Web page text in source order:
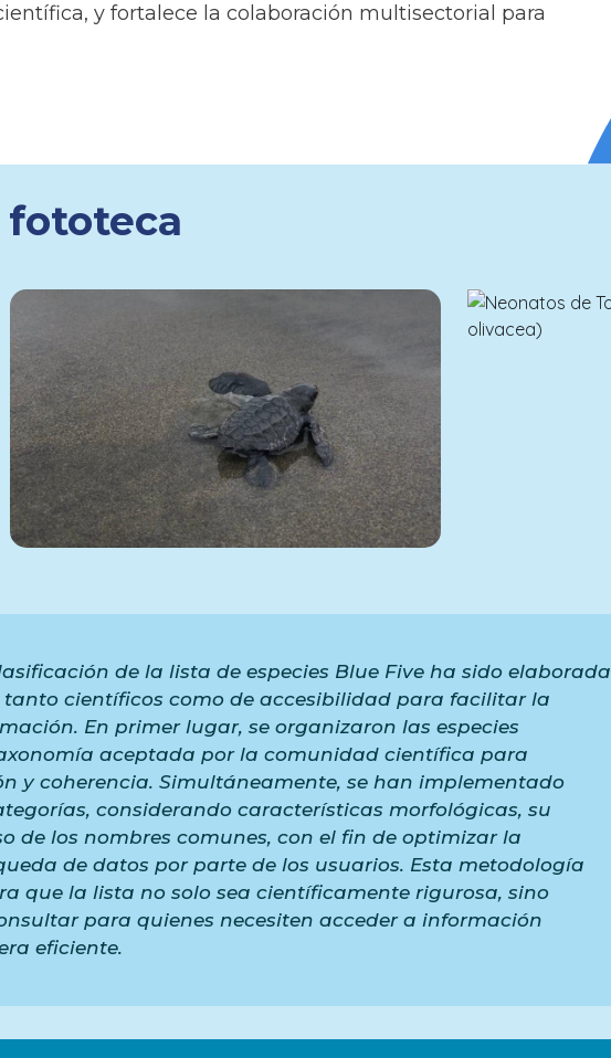
y fortalece la colaboración multisectorial para
fototeca
04 de Enero
Amelia Gaona
Conservación → Monitoreo
539
de la lista de especies Blue Five ha sido elaborada
científicos como de accesibilidad para facilitar la
En primer lugar, se organizaron las especies
aceptada por la comunidad científica para
y coherencia. Simultáneamente, se han implementado
considerando características morfológicas, su
de los nombres comunes, con el fin de optimizar la
de datos por parte de los usuarios. Esta metodología
que la lista no solo sea científicamente rigurosa, sino
para quienes necesiten acceder a información
eficiente.